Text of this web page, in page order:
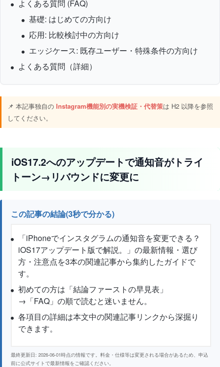
よくある質問 (FAQ)
基礎: はじめての方向け
応用: 比較検討中の方向け
エッジケース: 既存ユーザー・特殊条件の方向け
よくある質問（詳細）
📌 本記事独自の Instagram機能別の実機検証・代替策は H2 以降を参照
してください。
iOS17.2へのアップデートで通知音がトライ
トーン→リバウンドに変更に
この記事の結論(3秒で分かる)
「iPhoneでインスタグラムの通知音を変更できる？
iOS17アップデート版で解説。」の最新情報・選び
方・注意点を3本の関連記事から集約したガイドで
す。
初めての方は「結論ファーストの早見表」
→「FAQ」の順で読むと迷いません。
各項目の詳細は本文中の関連記事リンクから深掘り
できます。
最終更新日: 2026-06-01時点の情報です。料金・仕様等は変更される場合があるため、申込
前に公式サイトで最新情報をご確認ください。